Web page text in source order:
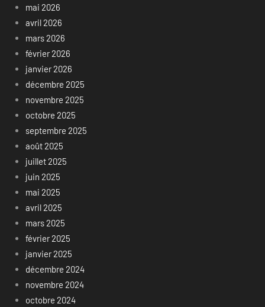
mai 2026
avril 2026
mars 2026
février 2026
janvier 2026
décembre 2025
novembre 2025
octobre 2025
septembre 2025
août 2025
juillet 2025
juin 2025
mai 2025
avril 2025
mars 2025
février 2025
janvier 2025
décembre 2024
novembre 2024
octobre 2024